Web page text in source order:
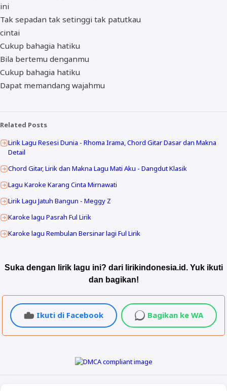
ini
Tak sepadan tak setinggi tak patutkau
cintai
Cukup bahagia hatiku
Bila bertemu denganmu
Cukup bahagia hatiku
Dapat memandang wajahmu
Related Posts
Lirik Lagu Resesi Dunia - Rhoma Irama, Chord Gitar Dasar dan Makna
Detail
Chord Gitar, Lirik dan Makna Lagu Mati Aku - Dangdut Klasik
Lagu Karoke Karang Cinta Mirnawati
Lirik Lagu Jatuh Bangun - Meggy Z
Karoke lagu Pasrah Ful Lirik
Karoke lagu Rembulan Bersinar lagi Ful Lirik
Suka dengan lirik lagu ini? dari lirikindonesia.id. Yuk ikuti
dan bagikan!
Ikuti di Facebook Bagikan ke WA